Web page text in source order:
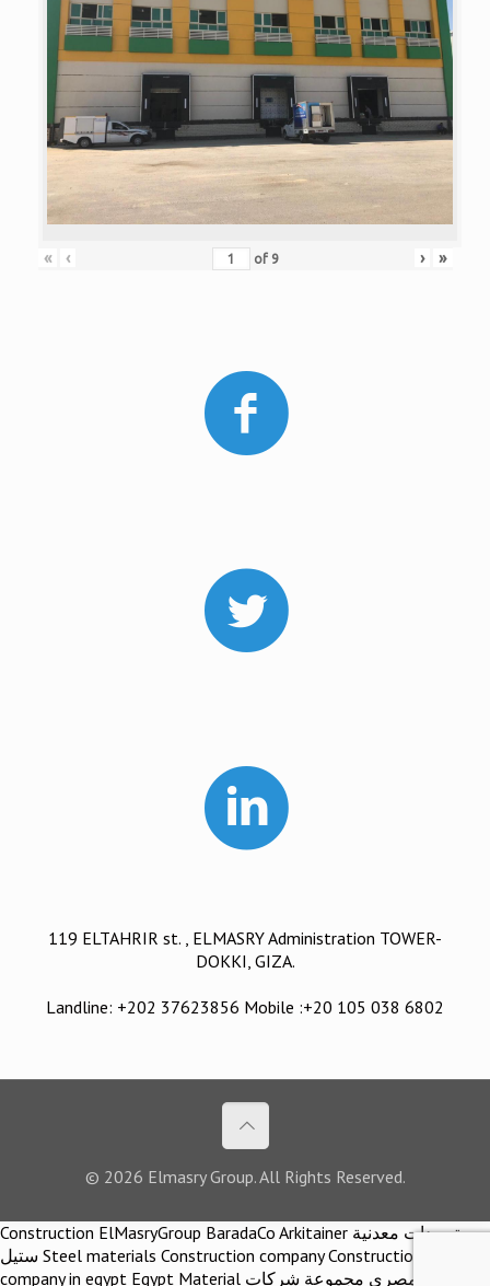
« ‹ of 9 › »
119 ELTAHRIR st. , ELMASRY Administration TOWER-
DOKKI, GIZA.
Landline: +202 37623856 Mobile :+20 105 038 6802
© 2026 Elmasry Group. All Rights Reserved.
Construction ElMasryGroup BaradaCo Arkitainer توريدات معدنية
ستيل Steel materials Construction company Construction
company in egypt Egypt Material اركيتينر المصري مجموعة شركات